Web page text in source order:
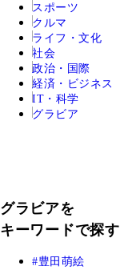
スポーツ
クルマ
ライフ・文化
社会
政治・国際
経済・ビジネス
IT・科学
グラビア
グラビアを
キーワードで探す
豊田萌絵